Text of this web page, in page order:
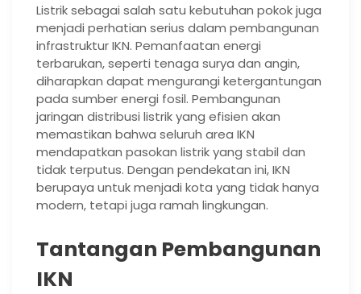
Listrik sebagai salah satu kebutuhan pokok juga
menjadi perhatian serius dalam pembangunan
infrastruktur IKN. Pemanfaatan energi
terbarukan, seperti tenaga surya dan angin,
diharapkan dapat mengurangi ketergantungan
pada sumber energi fosil. Pembangunan
jaringan distribusi listrik yang efisien akan
memastikan bahwa seluruh area IKN
mendapatkan pasokan listrik yang stabil dan
tidak terputus. Dengan pendekatan ini, IKN
berupaya untuk menjadi kota yang tidak hanya
modern, tetapi juga ramah lingkungan.
Tantangan Pembangunan
IKN